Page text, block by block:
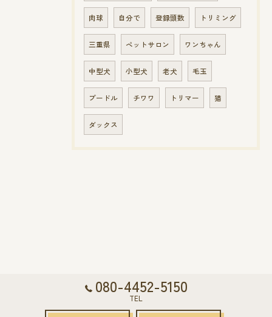
肉球 自分で 登録頭数 トリミング
三重県 ペットサロン ワンちゃん
中型犬 小型犬 老犬 毛玉
プードル チワワ トリマー 猫
ダックス
080-4452-5150
TEL